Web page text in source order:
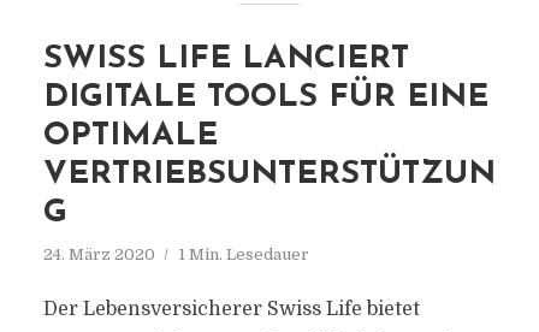
SWISS LIFE LANCIERT
DIGITALE TOOLS FÜR EINE
OPTIMALE
VERTRIEBSUNTERSTÜTZUN
G
24. März 2020 1 Min. Lesedauer
Der Lebensversicherer Swiss Life bietet